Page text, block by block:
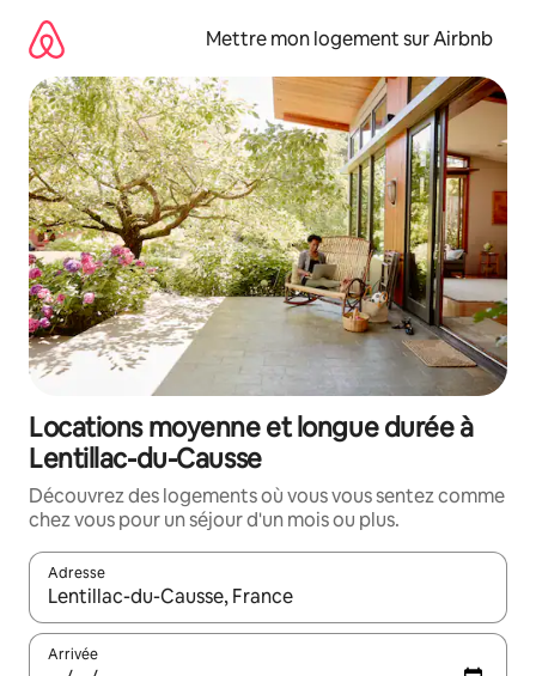
directement
contenu
Mettre mon logement sur Airbnb
Locations moyenne et longue durée à
Lentillac-du-Causse
Découvrez des logements où vous vous sentez comme
chez vous pour un séjour d'un mois ou plus.
Adresse
Lorsque les résultats s'affichent, utilisez les flèches vers le
Arrivée